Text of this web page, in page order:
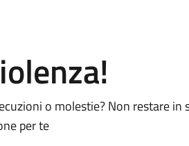
o molestie? Non restare
per te